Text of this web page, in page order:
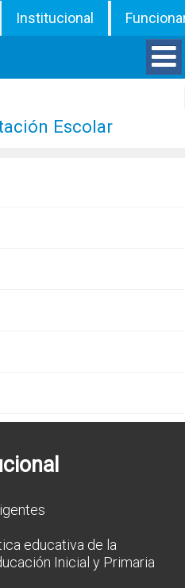
Institucional
Escolar
educativa de la
Inicial y Primaria